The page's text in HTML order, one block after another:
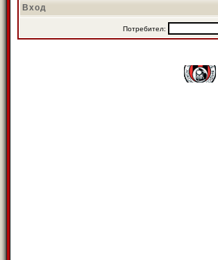
Вход
Потребител: